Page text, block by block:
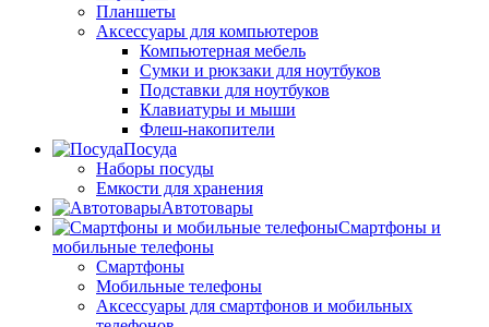
Планшеты
Аксессуары для компьютеров
Компьютерная мебель
Сумки и рюкзаки для ноутбуков
Подставки для ноутбуков
Клавиатуры и мыши
Флеш-накопители
Посуда
Наборы посуды
Емкости для хранения
Автотовары
Смартфоны и
мобильные телефоны
Смартфоны
Мобильные телефоны
Аксессуары для смартфонов и мобильных